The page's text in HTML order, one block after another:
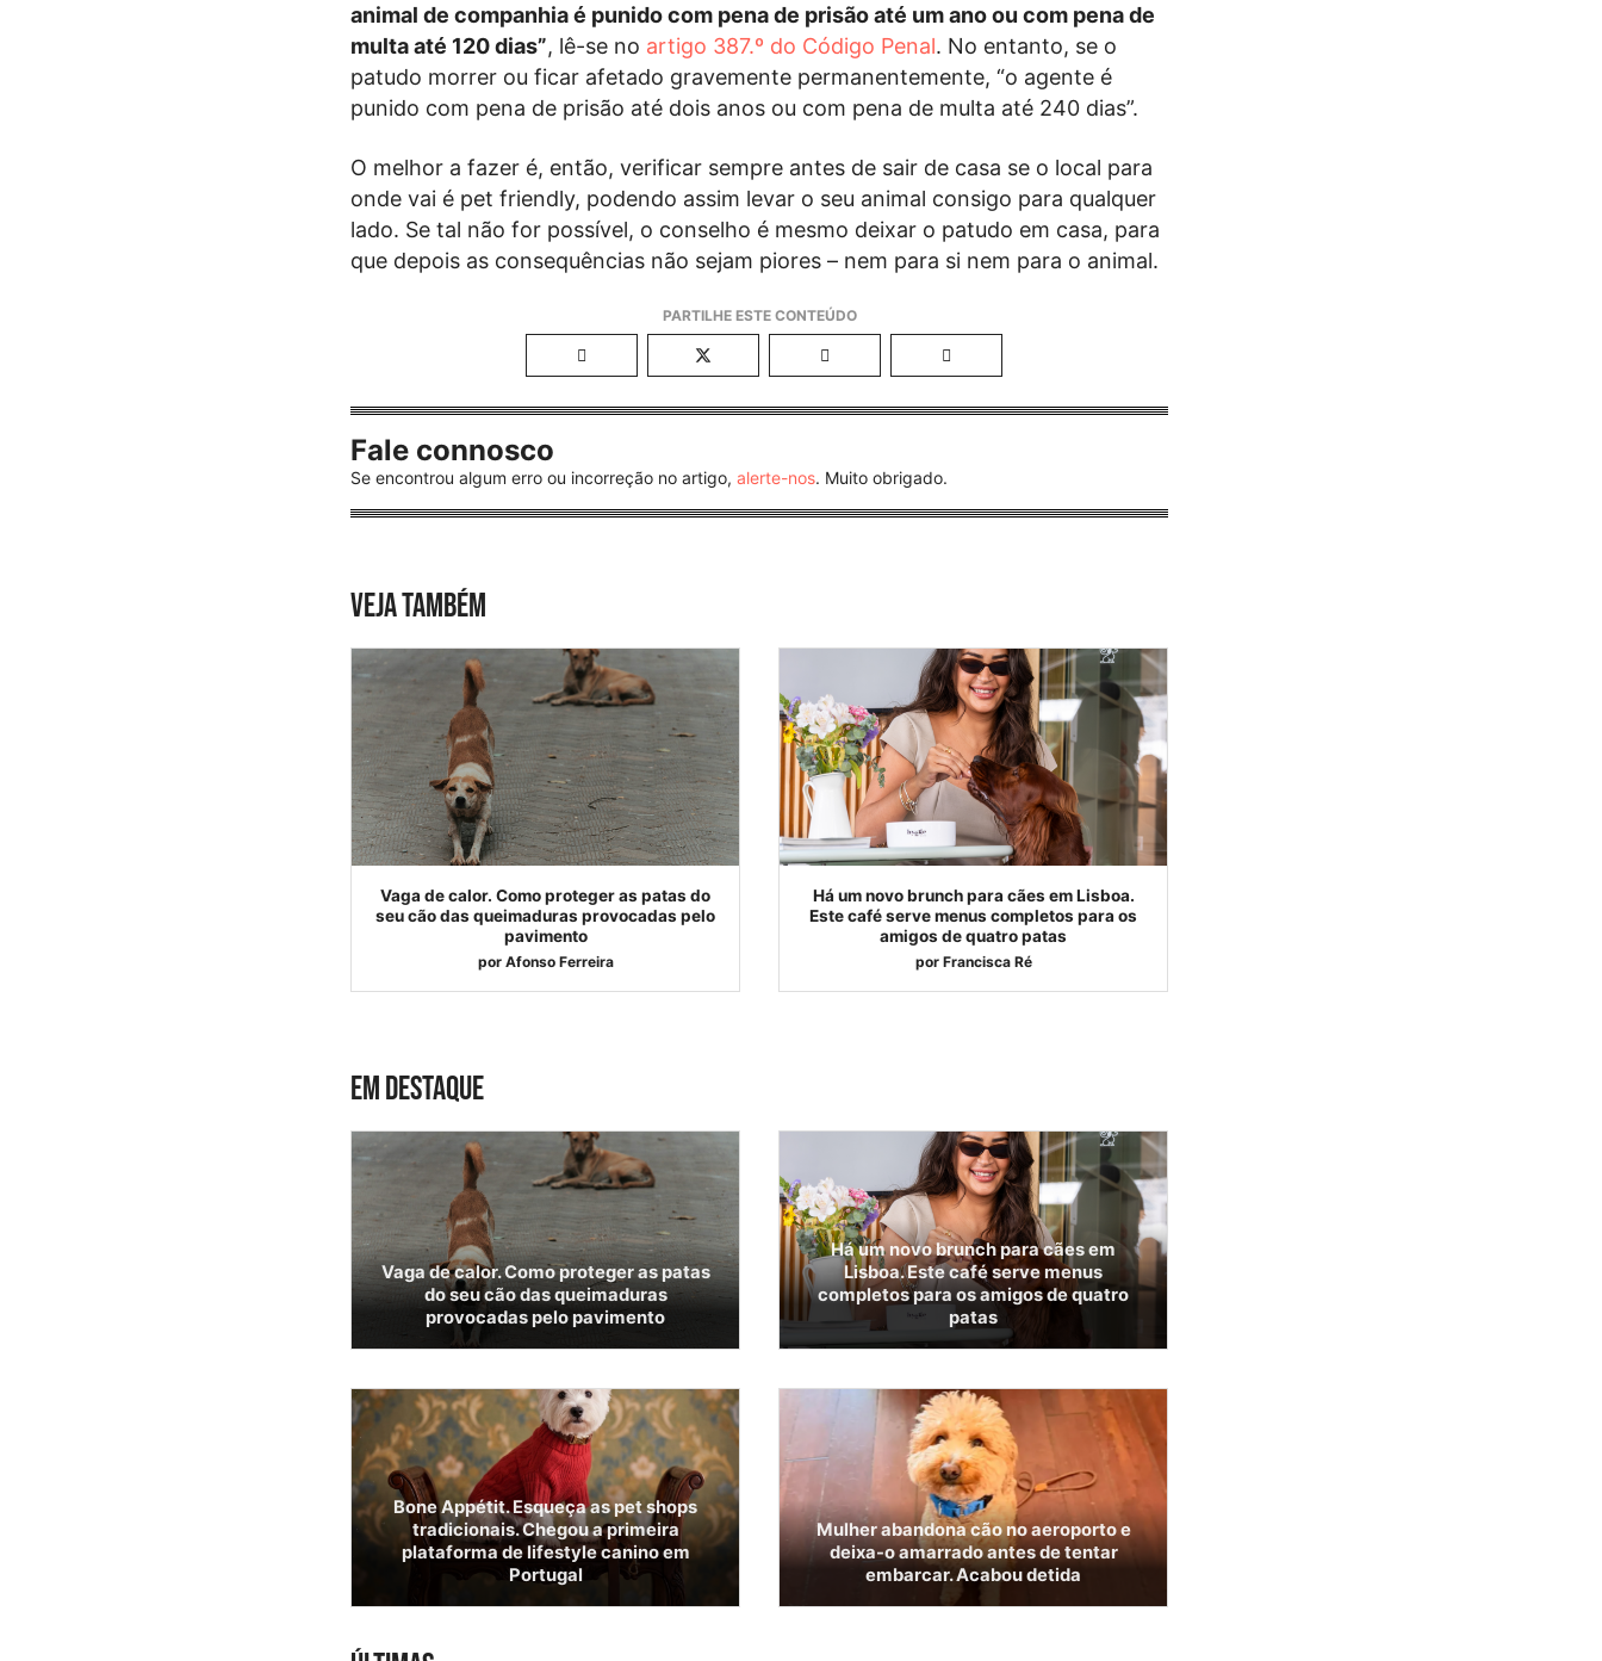
animal de companhia é punido com pena de prisão até um ano ou com pena de
multa até 120 dias”, lê-se no artigo 387.º do Código Penal. No entanto, se o
patudo morrer ou ficar afetado gravemente permanentemente, “o agente é
punido com pena de prisão até dois anos ou com pena de multa até 240 dias”.
O melhor a fazer é, então, verificar sempre antes de sair de casa se o local para
onde vai é pet friendly, podendo assim levar o seu animal consigo para qualquer
lado. Se tal não for possível, o conselho é mesmo deixar o patudo em casa, para
que depois as consequências não sejam piores – nem para si nem para o animal.
Fale connosco
Se encontrou algum erro ou incorreção no artigo,alerte-nos. Muito obrigado.
VEJA TAMBÉM
Vaga de calor. Como proteger as patas do
seu cão das queimaduras provocadas pelo
pavimento
por Afonso Ferreira
Há um novo brunch para cães em Lisboa.
Este café serve menus completos para os
amigos de quatro patas
por Francisca Ré
EM DESTAQUE
Vaga de calor. Como proteger as patas
do seu cão das queimaduras
provocadas pelo pavimento
Há um novo brunch para cães em
Lisboa. Este café serve menus
completos para os amigos de quatro
patas
Bone Appétit. Esqueça as pet shops
tradicionais. Chegou a primeira
plataforma de lifestyle canino em
Portugal
Mulher abandona cão no aeroporto e
deixa-o amarrado antes de tentar
embarcar. Acabou detida